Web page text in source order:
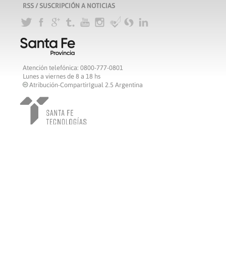
RSS / SUSCRIPCIÓN A NOTICIAS
Atención telefónica: 0800-777-0801
Lunes a viernes de 8 a 18 hs
cAtribución-CompartirIgual 2.5 Argentina